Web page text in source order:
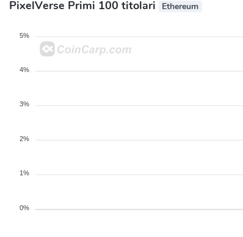
PixelVerse Primi 100 titolari Ethereum
5%
4%
3%
2%
1%
0%